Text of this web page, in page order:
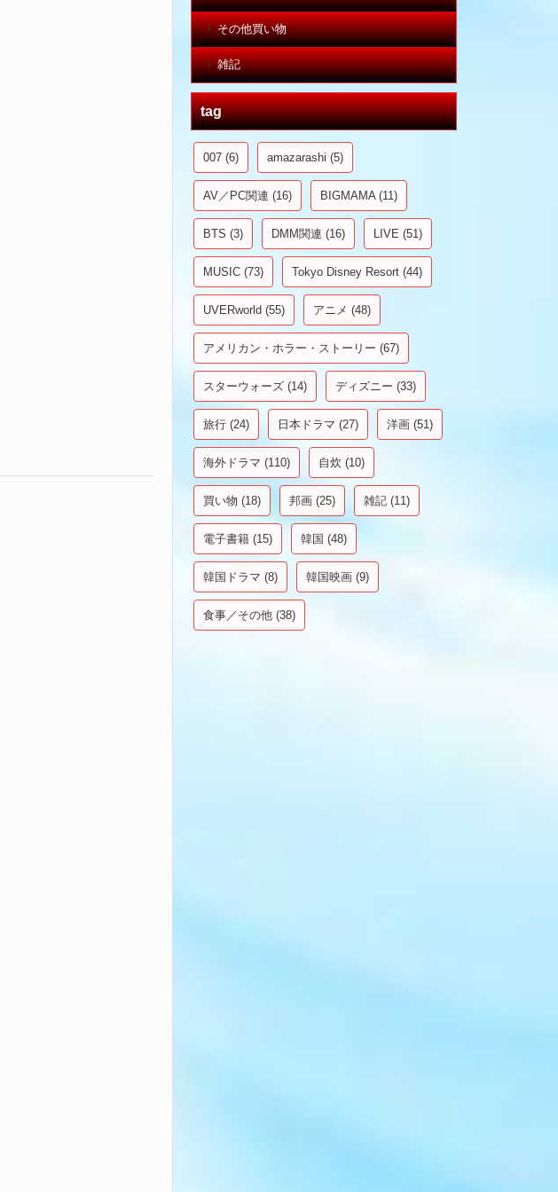
その他買い物
雑記
tag
007(6) amazarashi (5)
AV／PC関連 (16) BIGMAMA(11)
BTS (3) DMM関連 (16) LIVE (51)
MUSIC(73) Tokyo Disney Resort(44)
UVERworld(55) アニメ (48)
アメリカン・ホラー・ストーリー (67)
スターウォーズ(14) ディズニー (33)
旅行(24) 日本ドラマ (27) 洋画(51)
海外ドラマ (110) 自炊 (10)
買い物 (18) 邦画(25) 雑記(11)
電子書籍(15) 韓国 (48)
韓国ドラマ (8) 韓国映画(9)
食事／その他(38)